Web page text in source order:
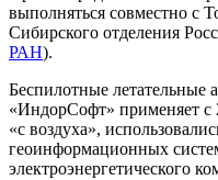
выполняться совместно с
Сибирского отделения
РАН).
Беспилотные
«ИндорСофт» применяет
«с воздуха»,
геоинформационных
электроэнергетического